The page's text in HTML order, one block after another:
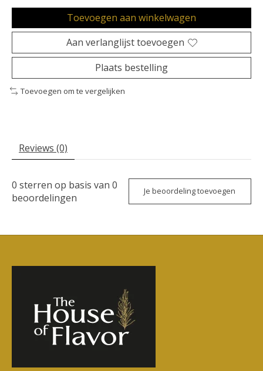
Toevoegen aan winkelwagen
Aan verlanglijst toevoegen
Plaats bestelling
Toevoegen om te vergelijken
Reviews (0)
0 sterren op basis van 0
beoordelingen
Je beoordeling toevoegen